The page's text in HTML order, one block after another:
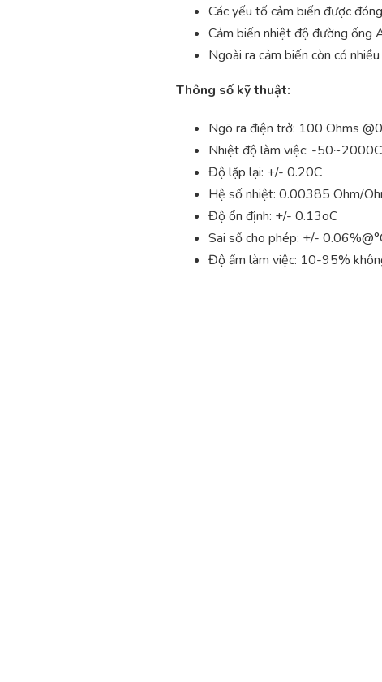
Các yếu tố cảm biến được
Cảm biến nhiệt độ đường ống
Ngoài ra cảm biến còn có
Thông số kỹ thuật:
Ngõ ra điện trở: 100 Ohms
Nhiệt độ làm việc: -50~2000C
Độ lặp lại: +/- 0.20C
Hệ số nhiệt: 0.00385 Ohm/
Độ ổn định: +/- 0.13oC
Sai số cho phép: +/-
Độ ẩm làm việc: 10-95%